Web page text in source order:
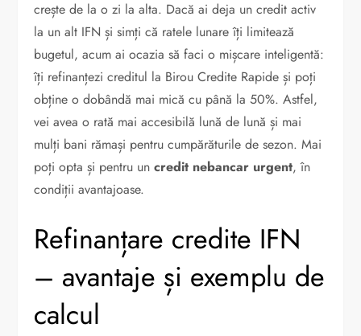
crește de la o zi la alta. Dacă ai deja un credit activ
la un alt IFN și simți că ratele lunare îți limitează
bugetul, acum ai ocazia să faci o mișcare inteligentă:
îți refinanțezi creditul la Birou Credite Rapide și poți
obține o dobândă mai mică cu până la 50%. Astfel,
vei avea o rată mai accesibilă lună de lună și mai
mulți bani rămași pentru cumpărăturile de sezon. Mai
poți opta și pentru uncredit nebancar urgent, în
condiții avantajoase.
Refinanțare credite IFN
– avantaje și exemplu de
calcul